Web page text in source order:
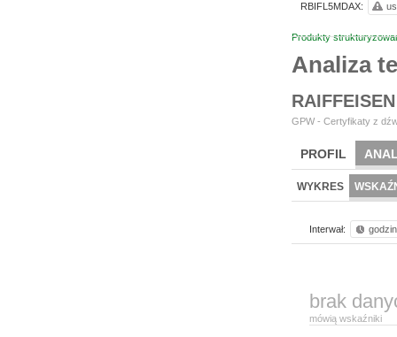
Produkty
Analiza
GPW - Certyfikaty z
PROFIL
WYKRES
Interwał:
brak
mówią wskaźniki
RBIFL5MDAX: